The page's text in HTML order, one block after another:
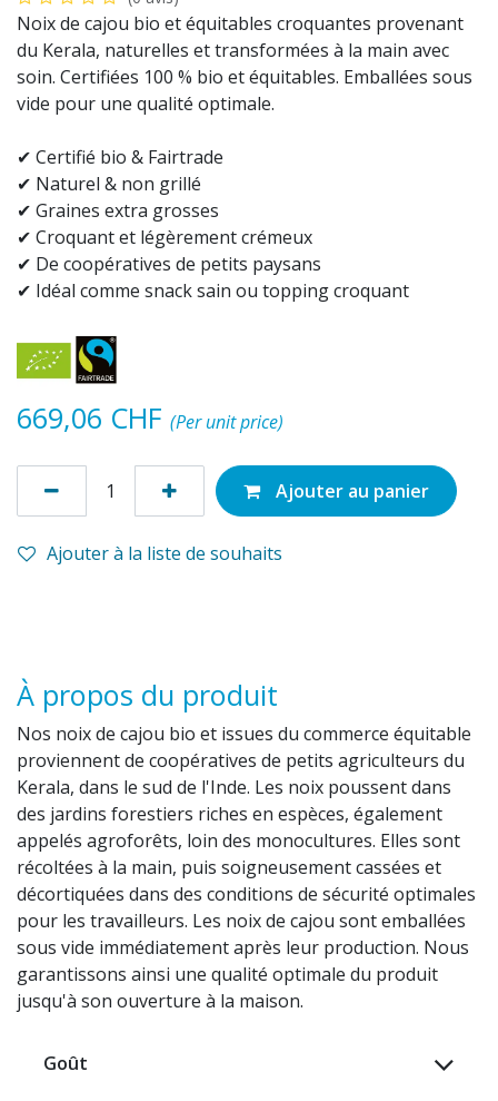
Noix de cajou bio et équitables croquantes provenant
du Kerala, naturelles et transformées à la main avec
soin. Certifiées 100 % bio et équitables. Emballées sous
vide pour une qualité optimale.
✔ Certifié bio & Fairtrade
✔ Naturel & non grillé
✔ Graines extra grosses
✔ Croquant et légèrement crémeux
✔ De coopératives de petits paysans
✔ Idéal comme snack sain ou topping croquant
669,06 CHF (Per unit price)
Ajouter au panier
Ajouter à la liste de souhaits
À propos du produit
Nos noix de cajou bio et issues du commerce équitable
proviennent de coopératives de petits agriculteurs du
Kerala, dans le sud de l'Inde. Les noix poussent dans
des jardins forestiers riches en espèces, également
appelés agroforêts, loin des monocultures. Elles sont
récoltées à la main, puis soigneusement cassées et
décortiquées dans des conditions de sécurité optimales
pour les travailleurs. Les noix de cajou sont emballées
sous vide immédiatement après leur production. Nous
garantissons ainsi une qualité optimale du produit
jusqu'à son ouverture à la maison. ​
Goût